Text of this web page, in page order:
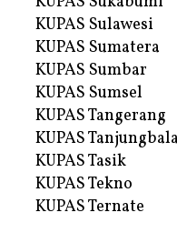
KUPAS Sulawesi
KUPAS Sumatera
KUPAS Sumbar
KUPAS Sumsel
KUPAS Tangerang
KUPAS
KUPAS Tasik
KUPAS Tekno
KUPAS Ternate